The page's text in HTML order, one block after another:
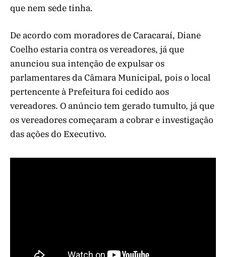
que nem sede tinha.
De acordo com moradores de Caracaraí, Diane
Coelho estaria contra os vereadores, já que
anunciou sua intenção de expulsar os
parlamentares da Câmara Municipal, pois o local
pertencente à Prefeitura foi cedido aos
vereadores. O anúncio tem gerado tumulto, já que
os vereadores começaram a cobrar e investigação
das ações do Executivo.